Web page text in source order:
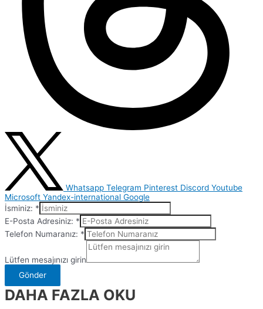
Whatsapp Telegram Pinterest Discord Youtube
Microsoft Yandex-international Google
İsminiz: *
E-Posta Adresiniz: *
Telefon Numaranız: *
Lütfen mesajınızı girin
Gönder
DAHA FAZLA OKU